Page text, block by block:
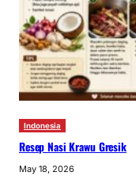
Indonesia
Resep Nasi Krawu Gresik
May 18, 2026